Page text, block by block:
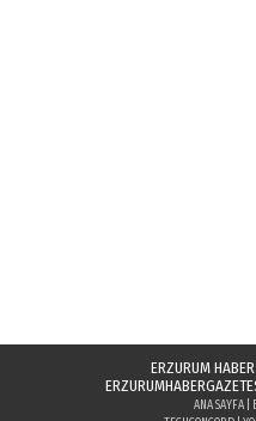
ERZURUM
ANA SAYFA|